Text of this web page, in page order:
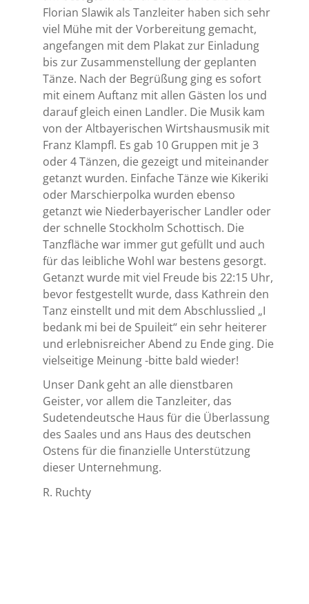
Florian Slawik als Tanzleiter haben sich sehr
viel Mühe mit der Vorbereitung gemacht,
angefangen mit dem Plakat zur Einladung
bis zur Zusammenstellung der geplanten
Tänze. Nach der Begrüßung ging es sofort
mit einem Auftanz mit allen Gästen los und
darauf gleich einen Landler. Die Musik kam
von der Altbayerischen Wirtshausmusik mit
Franz Klampfl. Es gab 10 Gruppen mit je 3
oder 4 Tänzen, die gezeigt und miteinander
getanzt wurden. Einfache Tänze wie Kikeriki
oder Marschierpolka wurden ebenso
getanzt wie Niederbayerischer Landler oder
der schnelle Stockholm Schottisch. Die
Tanzfläche war immer gut gefüllt und auch
für das leibliche Wohl war bestens gesorgt.
Getanzt wurde mit viel Freude bis 22:15 Uhr,
bevor festgestellt wurde, dass Kathrein den
Tanz einstellt und mit dem Abschlusslied „I
bedank mi bei de Spuileit“ ein sehr heiterer
und erlebnisreicher Abend zu Ende ging. Die
vielseitige Meinung -bitte bald wieder!
Unser Dank geht an alle dienstbaren
Geister, vor allem die Tanzleiter, das
Sudetendeutsche Haus für die Überlassung
des Saales und ans Haus des deutschen
Ostens für die finanzielle Unterstützung
dieser Unternehmung.
R. Ruchty